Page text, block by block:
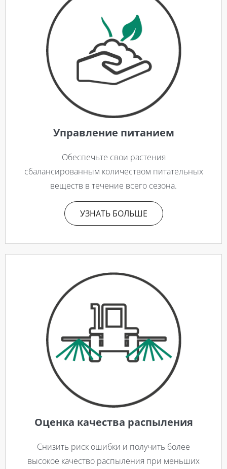
Управление питанием
Обеспечьте свои растения
сбалансированным количеством питательных
веществ в течение всего сезона.
УЗНАТЬ БОЛЬШЕ
Оценка качества распыления
Снизить риск ошибки и получить более
высокое качество распыления при меньших